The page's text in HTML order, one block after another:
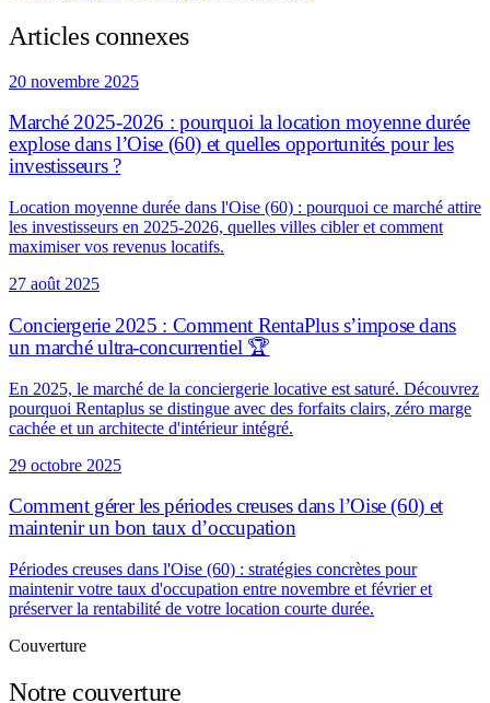
Articles connexes
20 novembre 2025
Marché 2025-2026 : pourquoi la location moyenne durée
explose dans l’Oise (60) et quelles opportunités pour les
investisseurs ?
Location moyenne durée dans l'Oise (60) : pourquoi ce marché attire
les investisseurs en 2025-2026, quelles villes cibler et comment
maximiser vos revenus locatifs.
27 août 2025
Conciergerie 2025 : Comment RentaPlus s’impose dans
un marché ultra-concurrentiel 🏆
En 2025, le marché de la conciergerie locative est saturé. Découvrez
pourquoi Rentaplus se distingue avec des forfaits clairs, zéro marge
cachée et un architecte d'intérieur intégré.
29 octobre 2025
Comment gérer les périodes creuses dans l’Oise (60) et
maintenir un bon taux d’occupation
Périodes creuses dans l'Oise (60) : stratégies concrètes pour
maintenir votre taux d'occupation entre novembre et février et
préserver la rentabilité de votre location courte durée.
Couverture
Notre couverture